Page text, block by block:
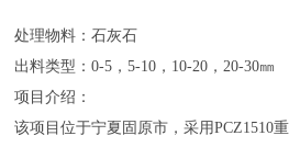
处理物料：石灰石
出料类型：0-5，5-10，10-20，20-30㎜
项目介绍：
该项目位于宁夏固原市，采用PCZ1510